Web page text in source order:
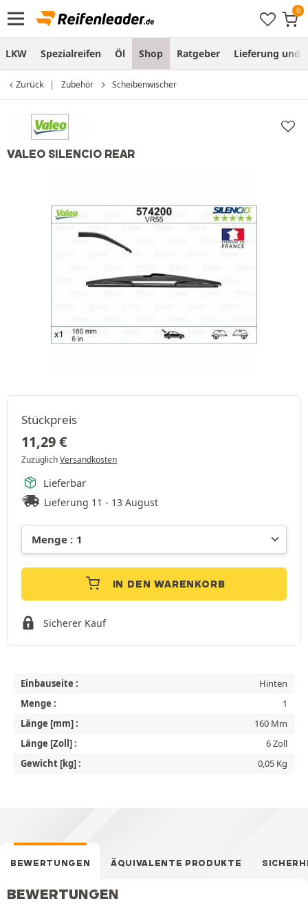
LKW Spezialreifen Öl Shop Ratgeber Lieferung und
Zurück Zubehör Scheibenwischer
VALEO SILENCIO REAR
Stückpreis
11,29€
ZuzüglichVersandkosten
Lieferbar
Lieferung 11 - 13 August
IN DEN WARENKORB
Sicherer Kauf
Einbauseite :
Hinten
Menge :
1
Länge [mm] :
160 Mm
Länge [Zoll] :
6 Zoll
Gewicht [kg] :
0,05 Kg
BEWERTUNGEN ÄQUIVALENTE PRODUKTE
BEWERTUNGEN